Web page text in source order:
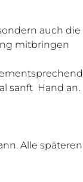
auch die
mitbringen
sanft  Hand an.
Alle späteren